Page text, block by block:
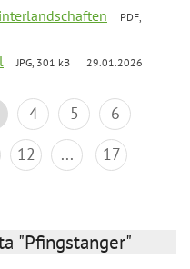
PDF,
JPG, 301 kB 29.01.2026
4 5
6
12 ... 17
"Pfingstanger"